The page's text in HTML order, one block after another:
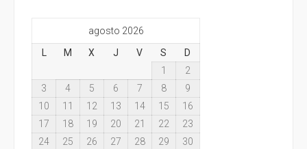
agosto 2026
L
M X J V S
D
1
2
3
4 5 6 7 8
9
10
11 12 13 14 15
16
17
18 19 20 21 22
23
24
25 26 27 28 29 30